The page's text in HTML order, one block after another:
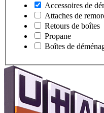
Accessoires de
Attaches de
Retours de boîtes
Propane
Boîtes de